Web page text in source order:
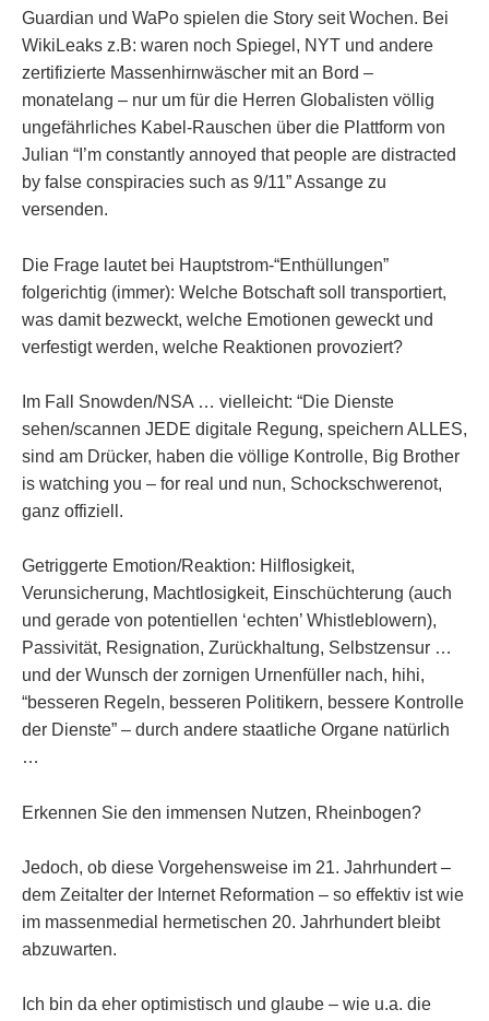
Guardian und WaPo spielen die Story seit Wochen. Bei
WikiLeaks z.B: waren noch Spiegel, NYT und andere
zertifizierte Massenhirnwäscher mit an Bord –
monatelang – nur um für die Herren Globalisten völlig
ungefährliches Kabel-Rauschen über die Plattform von
Julian “I’m constantly annoyed that people are distracted
by false conspiracies such as 9/11” Assange zu
versenden.
Die Frage lautet bei Hauptstrom-“Enthüllungen”
folgerichtig (immer): Welche Botschaft soll transportiert,
was damit bezweckt, welche Emotionen geweckt und
verfestigt werden, welche Reaktionen provoziert?
Im Fall Snowden/NSA … vielleicht: “Die Dienste
sehen/scannen JEDE digitale Regung, speichern ALLES,
sind am Drücker, haben die völlige Kontrolle, Big Brother
is watching you – for real und nun, Schockschwerenot,
ganz offiziell.
Getriggerte Emotion/Reaktion: Hilflosigkeit,
Verunsicherung, Machtlosigkeit, Einschüchterung (auch
und gerade von potentiellen ‘echten’ Whistleblowern),
Passivität, Resignation, Zurückhaltung, Selbstzensur …
und der Wunsch der zornigen Urnenfüller nach, hihi,
“besseren Regeln, besseren Politikern, bessere Kontrolle
der Dienste” – durch andere staatliche Organe natürlich
…
Erkennen Sie den immensen Nutzen, Rheinbogen?
Jedoch, ob diese Vorgehensweise im 21. Jahrhundert –
dem Zeitalter der Internet Reformation – so effektiv ist wie
im massenmedial hermetischen 20. Jahrhundert bleibt
abzuwarten.
Ich bin da eher optimistisch und glaube – wie u.a. die